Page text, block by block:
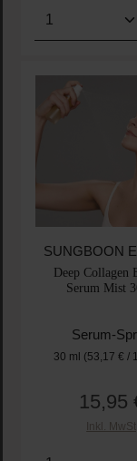
Produkt
SUNGBOON
Deep Collagen
Serum Mist
Serum-
30 ml (53,17 € /
15,95
Inkl. MwSt
Produkt